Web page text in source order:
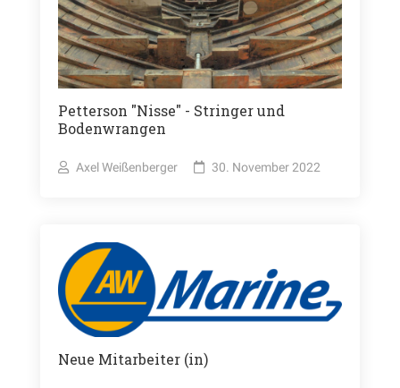
Petterson "Nisse" - Stringer und
Bodenwrangen
Axel Weißenberger 30. November 2022
Neue Mitarbeiter (in)